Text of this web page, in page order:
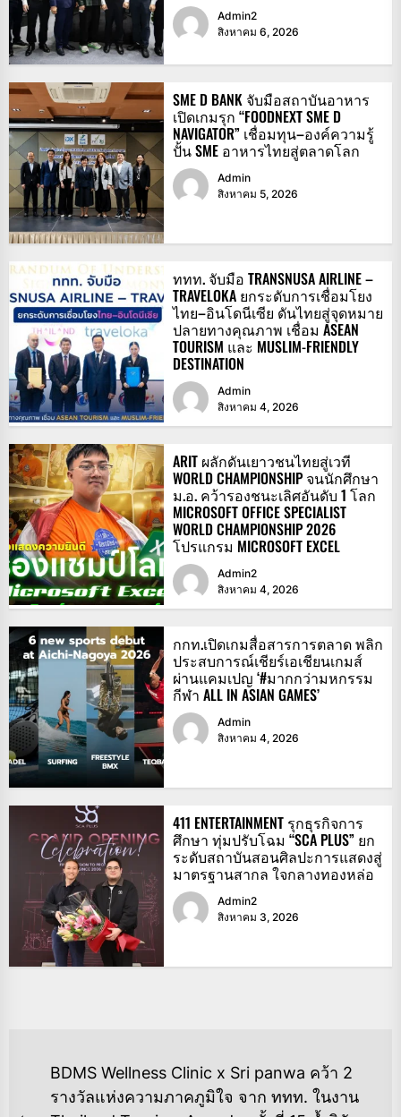
Admin2
สิงหาคม 6, 2026
SME D BANK จับมือสถาบันอาหาร
เปิดเกมรุก “FOODNEXT SME D
NAVIGATOR” เชื่อมทุน–องค์ความรู้
ปั้น SME อาหารไทยสู่ตลาดโลก
Admin
สิงหาคม 5, 2026
ททท. จับมือ TRANSNUSA AIRLINE –
TRAVELOKA ยกระดับการเชื่อมโยง
ไทย–อินโดนีเซีย ดันไทยสู่จุดหมาย
ปลายทางคุณภาพ เชื่อม ASEAN
TOURISM และ MUSLIM-FRIENDLY
DESTINATION
Admin
สิงหาคม 4, 2026
ARIT ผลักดันเยาวชนไทยสู่เวที
WORLD CHAMPIONSHIP จนนักศึกษา
ม.อ. คว้ารองชนะเลิศอันดับ 1 โลก
MICROSOFT OFFICE SPECIALIST
WORLD CHAMPIONSHIP 2026
โปรแกรม MICROSOFT EXCEL
Admin2
สิงหาคม 4, 2026
กกท.เปิดเกมสื่อสารการตลาด พลิก
ประสบการณ์เชียร์เอเชียนเกมส์
ผ่านแคมเปญ ‘#มากกว่ามหกรรม
กีฬา ALL IN ASIAN GAMES’
Admin
สิงหาคม 4, 2026
411 ENTERTAINMENT รุกธุรกิจการ
ศึกษา ทุ่มปรับโฉม “SCA PLUS” ยก
ระดับสถาบันสอนศิลปะการแสดงสู่
มาตรฐานสากล ใจกลางทองหล่อ
Admin2
สิงหาคม 3, 2026
แนะแนว
เรื่อง
BDMS Wellness Clinic x Sri panwa คว้า 2
รางวัลแห่งความภาคภูมิใจ จาก ททท. ในงาน